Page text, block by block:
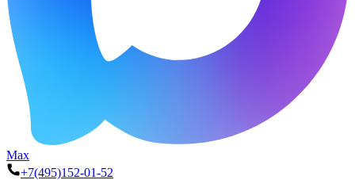
Max
+7(495)152-01-52